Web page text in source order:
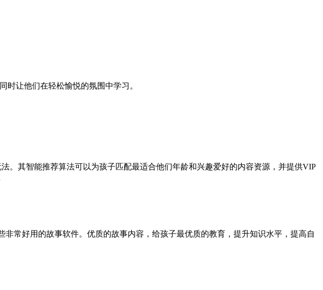
时让他们在轻松愉悦的氛围中学习。
。其智能推荐算法可以为孩子匹配最适合他们年龄和兴趣爱好的内容资源，并提供VIP
常好用的故事软件。优质的故事内容，给孩子最优质的教育，提升知识水平，提高自